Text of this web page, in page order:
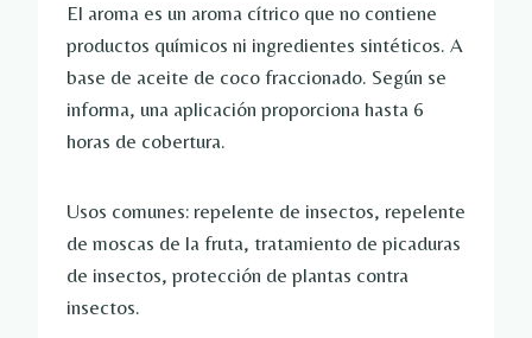
El aroma es un aroma cítrico que no contiene
productos químicos ni ingredientes sintéticos. A
base de aceite de coco fraccionado. Según se
informa, una aplicación proporciona hasta 6
horas de cobertura.
Usos comunes: repelente de insectos, repelente
de moscas de la fruta, tratamiento de picaduras
de insectos, protección de plantas contra
insectos.